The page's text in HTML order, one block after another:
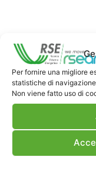
Per fornire una migliore
statistiche di
Non viene fatto uso di